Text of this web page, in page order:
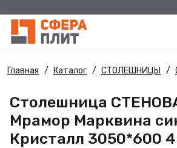
Главная Каталог СТОЛЕШНИЦЫ
Столешница
Мрамор Марквина
Кристалл 3050*600